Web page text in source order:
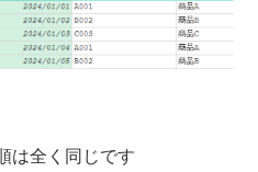
は全く同じです